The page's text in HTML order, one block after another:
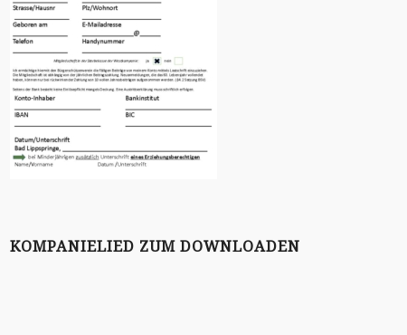
KOMPANIELIED ZUM DOWNLOADEN